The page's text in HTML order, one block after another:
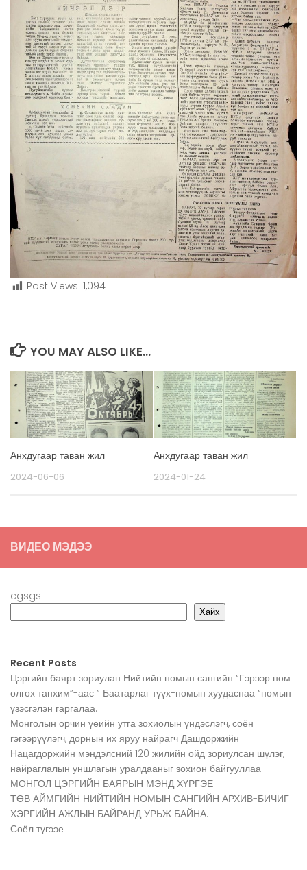
Post Views: 1,094
YOU MAY ALSO LIKE...
Анхдугаар таван жил
2024-06-06
Анхдугаар таван жил
2024-01-24
ВИДЕО МЭДЭЭ
cgsgs
Хайх
Recent Posts
Цэргийн баярт зориулан Нийтийн номын сангийн “Гэрээр ном
олгох танхим”-аас ” Баатарлаг түүх-номын хуудаснаа “номын
үзэсгэлэн гаргалаа.
Монголын орчин үеийн утга зохиолын үндэслэгч, соён
гэгээрүүлэгч, дорнын их яруу найрагч Дашдоржийн
Нацагдоржийн мэндэлсний 120 жилийн ойд зориулсан шүлэг,
найраглалын уншлагын уралдааныг зохион байгууллаа.
МОНГОЛ ЦЭРГИЙН БАЯРЫН МЭНД ХҮРГЭЕ
ТӨВ АЙМГИЙН НИЙТИЙН НОМЫН САНГИЙН АРХИВ-БИЧИГ
ХЭРГИЙН АЖЛЫН БАЙРАНД УРЬЖ БАЙНА.
Соёл түгээе